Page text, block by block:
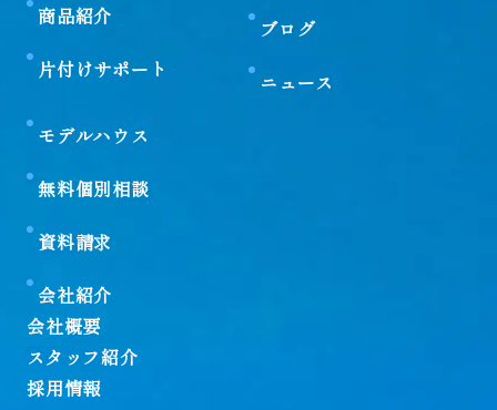
商品紹介
片付けサポート
ブログ
ニュース
モデルハウス
無料個別相談
資料請求
会社紹介
会社概要
スタッフ紹介
採用情報